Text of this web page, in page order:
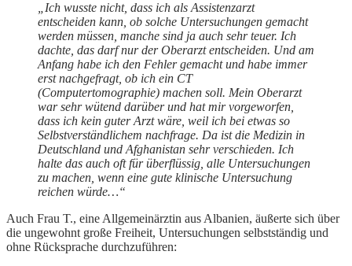
„Ich wusste nicht, dass ich als Assistenzarzt
entscheiden kann, ob solche Untersuchungen gemacht
werden müssen, manche sind ja auch sehr teuer. Ich
dachte, das darf nur der Oberarzt entscheiden. Und am
Anfang habe ich den Fehler gemacht und habe immer
erst nachgefragt, ob ich ein CT
(Computertomographie) machen soll. Mein Oberarzt
war sehr wütend darüber und hat mir vorgeworfen,
dass ich kein guter Arzt wäre, weil ich bei etwas so
Selbstverständlichem nachfrage. Da ist die Medizin in
Deutschland und Afghanistan sehr verschieden. Ich
halte das auch oft für überflüssig, alle Untersuchungen
zu machen, wenn eine gute klinische Untersuchung
reichen würde…“
Auch Frau T., eine Allgemeinärztin aus Albanien, äußerte sich über
die ungewohnt große Freiheit, Untersuchungen selbstständig und
ohne Rücksprache durchzuführen: